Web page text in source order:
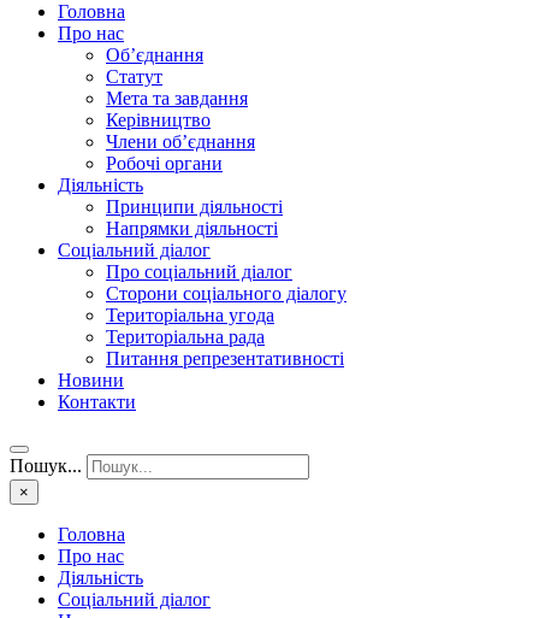
Головна
Про нас
Об’єднання
Статут
Мета та завдання
Керівництво
Члени об’єднання
Робочі органи
Діяльність
Принципи діяльності
Напрямки діяльності
Соціальний діалог
Про соціальний діалог
Сторони соціального діалогу
Територіальна угода
Територіальна рада
Питання репрезентативності
Новини
Контакти
Пошук...
×
Головна
Про нас
Діяльність
Соціальний діалог